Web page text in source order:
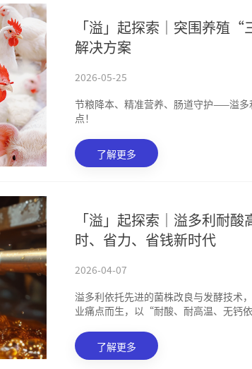
「溢」起探索｜突围养殖
解决方案
2026-05-25
节粮降本、精准营养、肠道守护——溢
点！
了解更多
「溢」起探索｜溢多利耐
时、省力、省钱新时代
2026-04-07
溢多利依托先进的菌株改良与发酵技术
业痛点而生，以“耐酸、耐高温、无钙
了解更多